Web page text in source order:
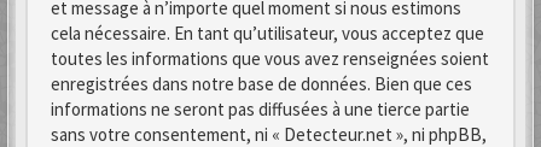
et message à n’importe quel moment si nous estimons
cela nécessaire. En tant qu’utilisateur, vous acceptez que
toutes les informations que vous avez renseignées soient
enregistrées dans notre base de données. Bien que ces
informations ne seront pas diffusées à une tierce partie
sans votre consentement, ni « Detecteur.net », ni phpBB,